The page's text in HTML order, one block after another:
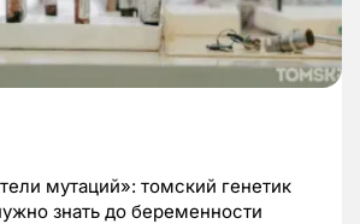
мутаций»: томский генетик
знать до беременности